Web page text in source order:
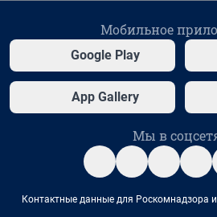
Мобильное
Google Play
App Gallery
Мы в
Контактные данные для Роскомнадзора